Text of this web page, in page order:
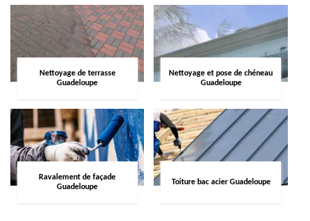
Nettoyage de terrasse
Guadeloupe
Nettoyage et pose de chéneau
Guadeloupe
Ravalement de façade
Guadeloupe
Toiture bac acier Guadeloupe